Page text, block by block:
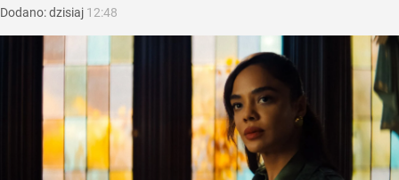
Dodano:dzisiaj 12:48